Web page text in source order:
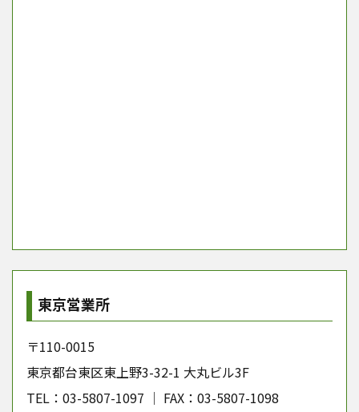
東京営業所
〒110-0015
東京都台東区東上野3-32-1 大丸ビル3F
TEL：03-5807-1097 │ FAX：03-5807-1098